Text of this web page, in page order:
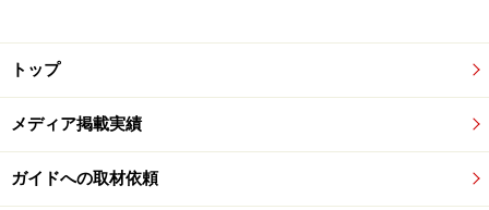
トップ
メディア掲載実績
ガイドへの取材依頼